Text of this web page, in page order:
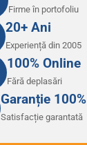
Firme în portofoliu
20+ Ani
Experiență din 2005
100% Online
Fără deplasări
Garanție 100%
Satisfacție garantată